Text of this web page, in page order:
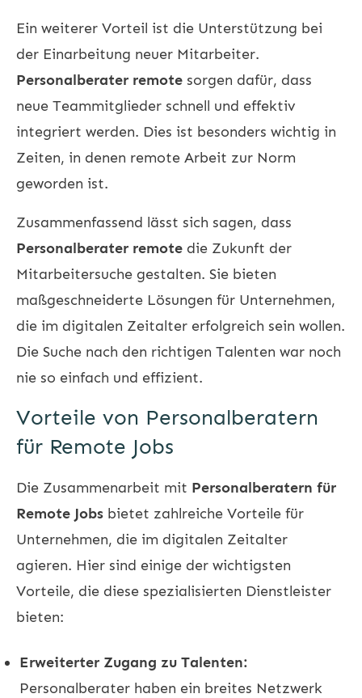
Ein weiterer Vorteil ist die Unterstützung bei
der Einarbeitung neuer Mitarbeiter.
Personalberater remote sorgen dafür, dass
neue Teammitglieder schnell und effektiv
integriert werden. Dies ist besonders wichtig in
Zeiten, in denen remote Arbeit zur Norm
geworden ist.
Zusammenfassend lässt sich sagen, dass
Personalberater remote die Zukunft der
Mitarbeitersuche gestalten. Sie bieten
maßgeschneiderte Lösungen für Unternehmen,
die im digitalen Zeitalter erfolgreich sein wollen.
Die Suche nach den richtigen Talenten war noch
nie so einfach und effizient.
Vorteile von Personalberatern
für Remote Jobs
Die Zusammenarbeit mit Personalberatern für
Remote Jobs bietet zahlreiche Vorteile für
Unternehmen, die im digitalen Zeitalter
agieren. Hier sind einige der wichtigsten
Vorteile, die diese spezialisierten Dienstleister
bieten:
Erweiterter Zugang zu Talenten:
Personalberater haben ein breites Netzwerk